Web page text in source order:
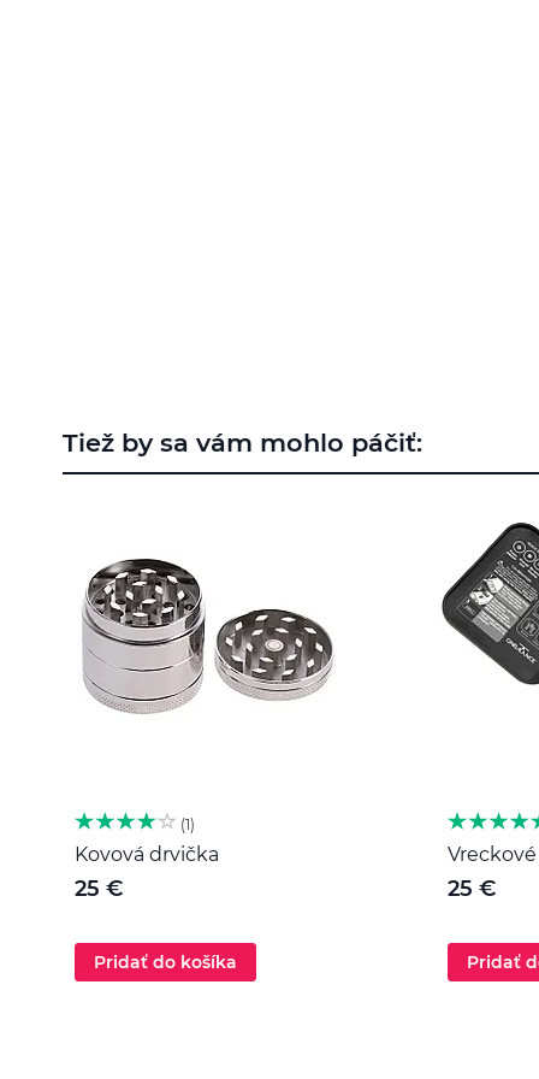
Tiež by sa vám mohlo páčiť:
1
Kovová drvička
25 €
Pridať do košíka
Vreckové
25 €
Pridať